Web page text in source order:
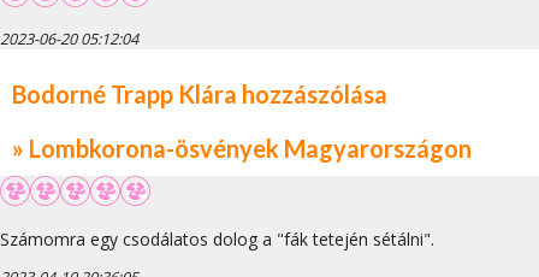
2023-06-20 05:12:04
Bodorné Trapp Klára hozzászólása
» Lombkorona-ösvények Magyarországon
Számomra egy csodálatos dolog a "fák tetején sétálni".